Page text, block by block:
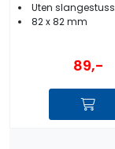
Uten slangestuss
82 x 82 mm
89,-